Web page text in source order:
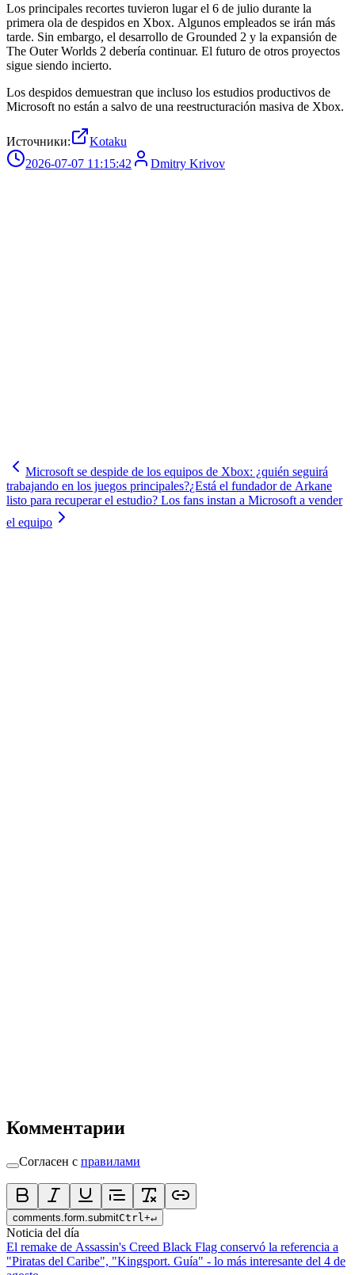
Los principales recortes tuvieron lugar el 6 de julio durante la
primera ola de despidos en Xbox. Algunos empleados se irán más
tarde. Sin embargo, el desarrollo de Grounded 2 y la expansión de
The Outer Worlds 2 debería continuar. El futuro de otros proyectos
sigue siendo incierto.
Los despidos demuestran que incluso los estudios productivos de
Microsoft no están a salvo de una reestructuración masiva de Xbox.
Источники:
Kotaku
2026-07-07 11:15:42
Dmitry Krivov
Microsoft se despide de los equipos de Xbox: ¿quién seguirá
trabajando en los juegos principales?¿Está el fundador de Arkane
listo para recuperar el estudio? Los fans instan a Microsoft a vender
el equipo
Комментарии
Согласен с правилами
comments.form.submitCtrl +↵
Noticia del día
El remake de Assassin's Creed Black Flag conservó la referencia a
"Piratas del Caribe", "Kingsport. Guía" - lo más interesante del 4 de